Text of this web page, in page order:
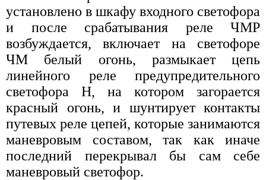
установлено в шкафу входного светофора
и после срабатывания реле ЧМР
возбуждается, включает на светофоре
ЧМ белый огонь, размыкает цепь
линейного реле предупредительного
светофора Н, на котором загорается
красный огонь, и шунтирует контакты
путевых реле цепей, которые занимаются
маневровым составом, так как иначе
последний перекрывал бы сам себе
маневровый светофор.